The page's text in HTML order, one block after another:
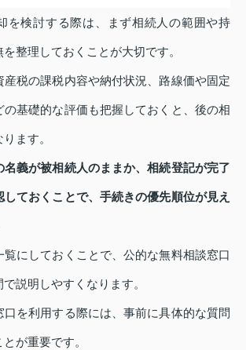
を検討する際は、まず相続人の範囲や持
整理しておくことが大切です。
産税の課税内容や納付状況、路線価や固定
の基礎的な評価も把握しておくと、後の相
ます。
名義が被相続人のままか、相続登記が完了
しておくことで、手続きの優先順位が見え
覧にしておくことで、公的な無料相談窓口
説明しやすくなります。
を利用する際には、事前に具体的な質問
が重要です。